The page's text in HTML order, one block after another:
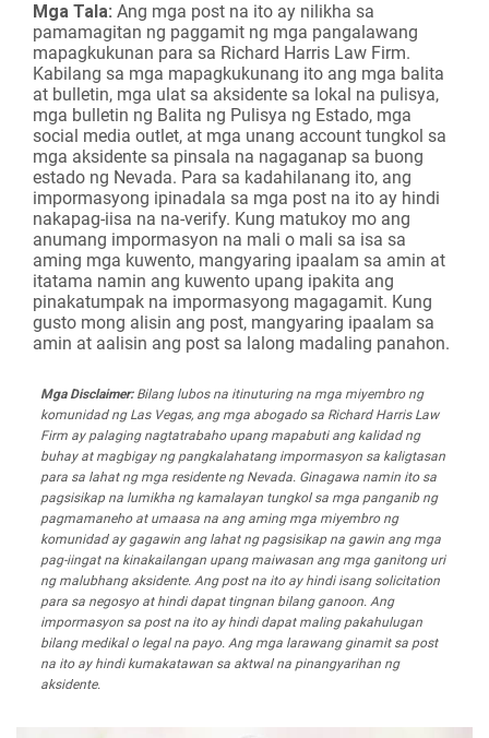
Mga Tala: Ang mga post na ito ay nilikha sa
pamamagitan ng paggamit ng mga pangalawang
mapagkukunan para sa Richard Harris Law Firm.
Kabilang sa mga mapagkukunang ito ang mga balita
at bulletin, mga ulat sa aksidente sa lokal na pulisya,
mga bulletin ng Balita ng Pulisya ng Estado, mga
social media outlet, at mga unang account tungkol sa
mga aksidente sa pinsala na nagaganap sa buong
estado ng Nevada. Para sa kadahilanang ito, ang
impormasyong ipinadala sa mga post na ito ay hindi
nakapag-iisa na na-verify. Kung matukoy mo ang
anumang impormasyon na mali o mali sa isa sa
aming mga kuwento, mangyaring ipaalam sa amin at
itatama namin ang kuwento upang ipakita ang
pinakatumpak na impormasyong magagamit. Kung
gusto mong alisin ang post, mangyaring ipaalam sa
amin at aalisin ang post sa lalong madaling panahon.
Mga Disclaimer:Bilang lubos na itinuturing na mga miyembro ng
komunidad ng Las Vegas, ang mga abogado sa Richard Harris Law
Firm ay palaging nagtatrabaho upang mapabuti ang kalidad ng
buhay at magbigay ng pangkalahatang impormasyon sa kaligtasan
para sa lahat ng mga residente ng Nevada. Ginagawa namin ito sa
pagsisikap na lumikha ng kamalayan tungkol sa mga panganib ng
pagmamaneho at umaasa na ang aming mga miyembro ng
komunidad ay gagawin ang lahat ng pagsisikap na gawin ang mga
pag-iingat na kinakailangan upang maiwasan ang mga ganitong uri
ng malubhang aksidente. Ang post na ito ay hindi isang solicitation
para sa negosyo at hindi dapat tingnan bilang ganoon. Ang
impormasyon sa post na ito ay hindi dapat maling pakahulugan
bilang medikal o legal na payo. Ang mga larawang ginamit sa post
na ito ay hindi kumakatawan sa aktwal na pinangyarihan ng
aksidente.